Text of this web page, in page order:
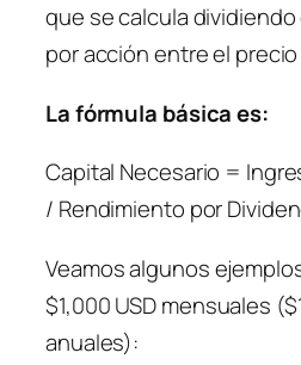
que se calcula
por acción entre el
La fórmula básica es:
Capital Necesario =
/ Rendimiento por
Veamos algunos
$1,000 USD mensuales
anuales):